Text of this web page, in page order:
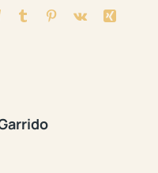
TelegramTumblr Pinterest
Vk
Xing